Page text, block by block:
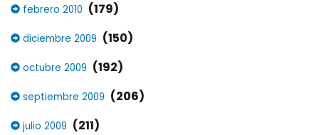
febrero 2010 (179)
diciembre 2009 (150)
octubre 2009 (192)
septiembre 2009 (206)
julio 2009 (211)